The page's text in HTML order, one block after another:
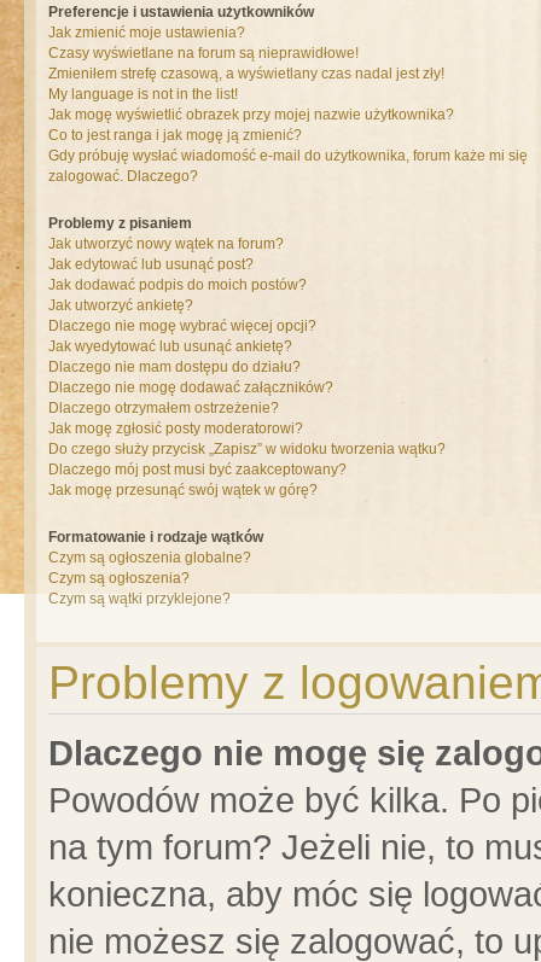
Preferencje i ustawienia użytkowników
Jak zmienić moje ustawienia?
Czasy wyświetlane na forum są nieprawidłowe!
Zmieniłem strefę czasową, a wyświetlany czas nadal jest zły!
My language is not in the list!
Jak mogę wyświetlić obrazek przy mojej nazwie użytkownika?
Co to jest ranga i jak mogę ją zmienić?
Gdy próbuję wysłać wiadomość e-mail do użytkownika, forum każe mi się
zalogować. Dlaczego?
Problemy z pisaniem
Jak utworzyć nowy wątek na forum?
Jak edytować lub usunąć post?
Jak dodawać podpis do moich postów?
Jak utworzyć ankietę?
Dlaczego nie mogę wybrać więcej opcji?
Jak wyedytować lub usunąć ankietę?
Dlaczego nie mam dostępu do działu?
Dlaczego nie mogę dodawać załączników?
Dlaczego otrzymałem ostrzeżenie?
Jak mogę zgłosić posty moderatorowi?
Do czego służy przycisk „Zapisz” w widoku tworzenia wątku?
Dlaczego mój post musi być zaakceptowany?
Jak mogę przesunąć swój wątek w górę?
Formatowanie i rodzaje wątków
Czym są ogłoszenia globalne?
Czym są ogłoszenia?
Czym są wątki przyklejone?
Problemy z
Dlaczego nie mogę się
Powodów może być kilka. Po
na tym forum? Jeżeli nie, to
konieczna, aby móc się
nie możesz się zalogować, to